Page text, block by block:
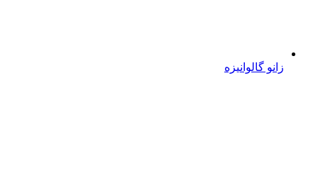
زانو گالوانیزه